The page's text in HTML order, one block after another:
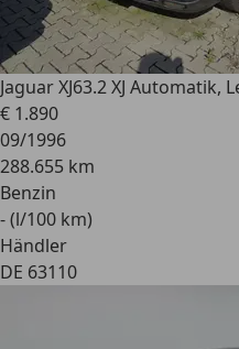
Jaguar XJ63.2 XJ Automatik,
€ 1.890
09/1996
288.655 km
Benzin
- (l/100 km)
Händler
DE 63110